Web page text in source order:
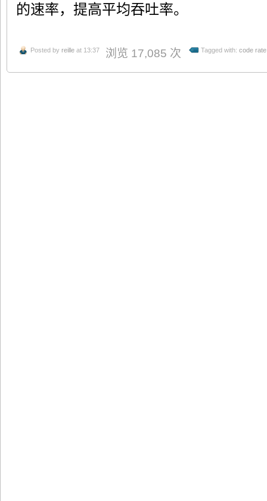
的速率，提高平均吞吐率。
Posted by reille at 13:37 浏览 17,085 次 Tagged with: code rate